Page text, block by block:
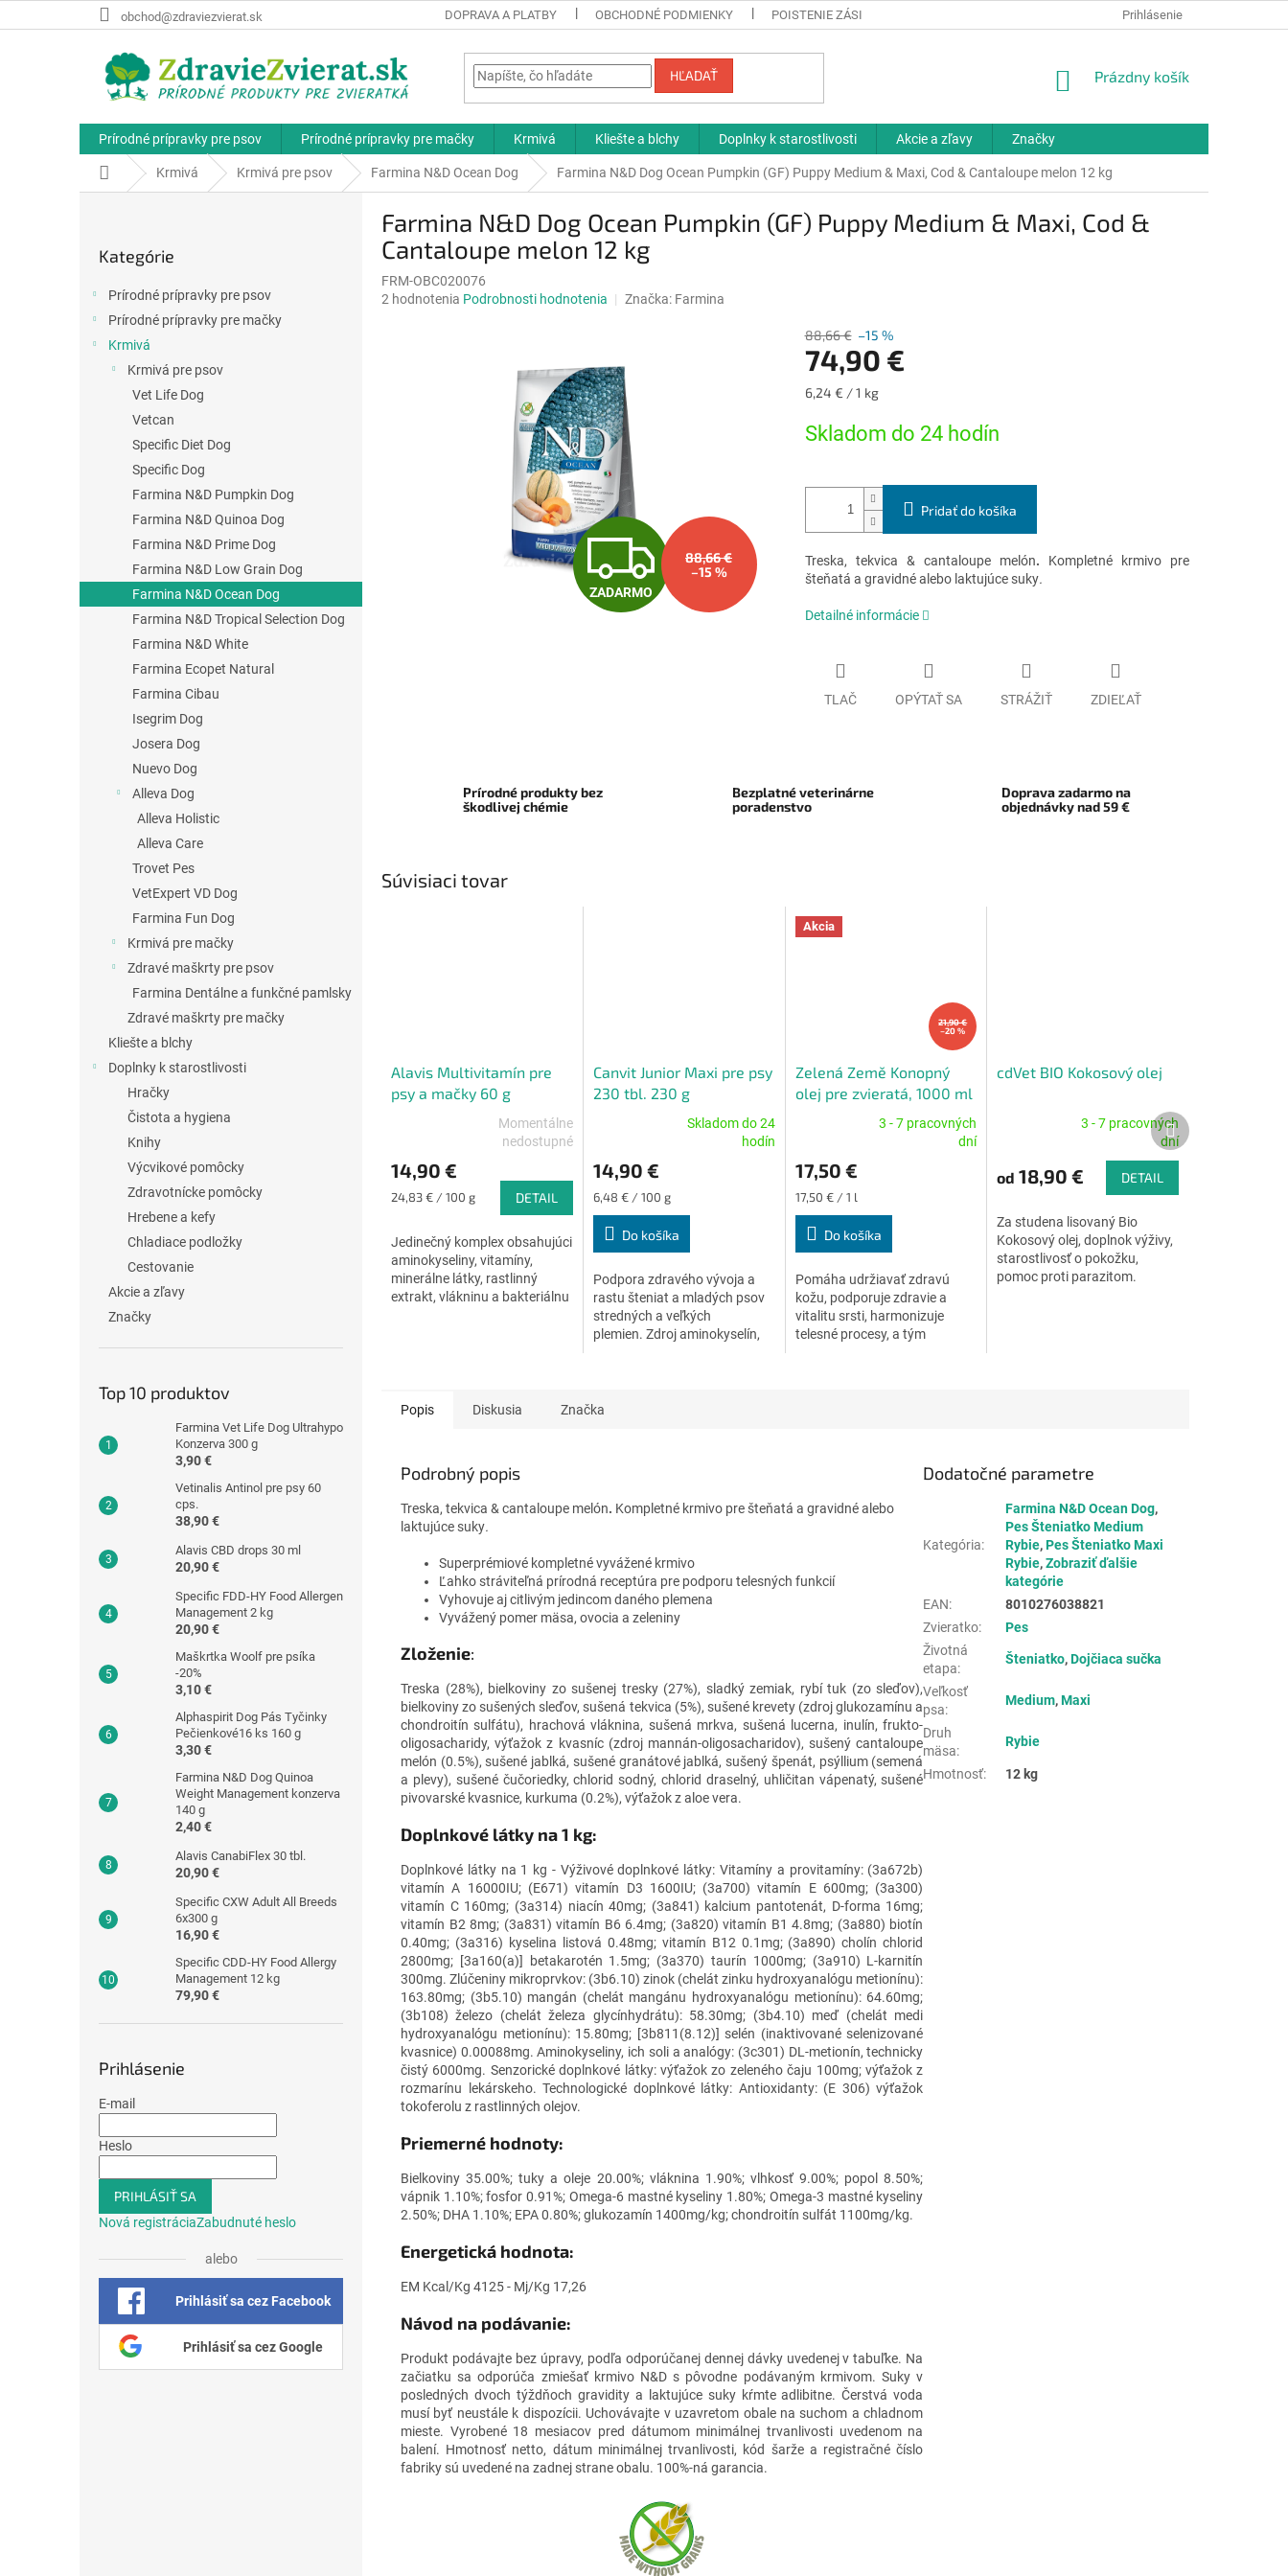
na
obchod@zdraviezvierat.sk DOPRAVA A PLATBY OBCHODNÉ PODMIENKY POISTENIE ZÁSIELKY ODBORNÉ
Prihlásenie
HĽADAŤ
NÁKUPNÝ
Prázdny košík
Prírodné prípravky pre psov Prírodné prípravky pre mačky Krmivá Kliešte a blchy Doplnky k starostlivosti Akcie a zľavy Značky
DomovKrmivá Krmivá pre psov Farmina N&D Ocean Dog Farmina N&D Dog Ocean Pumpkin (GF) Puppy Medium & Maxi, Cod & Cantaloupe melon 12 kg
kategórie
Kategórie
Prírodné prípravky pre psov
Prírodné prípravky pre mačky
Krmivá
Krmivá pre psov
Vet Life Dog
Vetcan
Specific Diet Dog
Specific Dog
Farmina N&D Pumpkin Dog
Farmina N&D Quinoa Dog
Farmina N&D Prime Dog
Farmina N&D Low Grain Dog
Farmina N&D Ocean Dog
Farmina N&D Tropical Selection Dog
Farmina N&D White
Farmina Ecopet Natural
Farmina Cibau
Isegrim Dog
Josera Dog
Nuevo Dog
Alleva Dog
Alleva Holistic
Alleva Care
Trovet Pes
VetExpert VD Dog
Farmina Fun Dog
Krmivá pre mačky
Zdravé maškrty pre psov
Farmina Dentálne a funkčné pamlsky
Zdravé maškrty pre mačky
Kliešte a blchy
Doplnky k starostlivosti
Hračky
Čistota a hygiena
Knihy
Výcvikové pomôcky
Zdravotnícke pomôcky
Hrebene a kefy
Chladiace podložky
Cestovanie
Akcie a zľavy
Značky
Top 10 produktov
Farmina Vet Life Dog Ultrahypo
Konzerva 300 g
3,90 €
Vetinalis Antinol pre psy 60
cps.
38,90 €
Alavis CBD drops 30 ml
20,90 €
Specific FDD-HY Food Allergen
Management 2 kg
20,90 €
Maškrtka Woolf pre psíka
-20%
3,10 €
Alphaspirit Dog Pás Tyčinky
Pečienkové16 ks 160 g
3,30 €
Farmina N&D Dog Quinoa
Weight Management konzerva
140 g
2,40 €
Alavis CanabiFlex 30 tbl.
20,90 €
Specific CXW Adult All Breeds
6x300 g
16,90 €
Specific CDD-HY Food Allergy
Management 12 kg
79,90 €
Prihlásenie
E-mail
Heslo
PRIHLÁSIŤ SA
Nová registráciaZabudnuté heslo
alebo
Prihlásiť sa cez Facebook
Prihlásiť sa cez Google
Farmina N&D Dog Ocean Pumpkin (GF) Puppy Medium & Maxi, Cod &
Cantaloupe melon 12 kg
FRM-OBC020076
Priemerné
2 hodnotenia Podrobnosti hodnotenia Značka: Farmina
Z
A
ZADARMO
88,66 €
–15 %
88,66 € –15 %
74,90 €
Jednotková
6,24 € / 1 kg
Skladom do 24 hodín
Pridať do košíka
Treska, tekvica & cantaloupe melón.
Kompletné krmivo pre
šteňatá a gravidné alebo laktujúce suky.
Detailné informácie
TLAČ OPÝTAŤ SA STRÁŽIŤ ZDIEĽAŤ
Prírodné produkty bez
škodlivej chémie
Bezplatné veterinárne
poradenstvo
Doprava zadarmo na
objednávky nad 59 €
Súvisiaci tovar
Alavis Multivitamín pre
psy a mačky 60 g
produktu
je
5,0
5
hviezdičiek.
Momentálne
nedostupné
14,90 €
Jednotková
24,83 € / 100 g DETAIL
Jedinečný komplex obsahujúci
aminokyseliny, vitamíny,
minerálne látky, rastlinný
extrakt, vlákninu a bakteriálnu
Canvit Junior Maxi pre psy
230 tbl. 230 g
produktu
je
5,0
Skladom do 24
hodín
14,90 €
Jednotková
cena:
6,48 € / 100 g
Do košíka
Podpora zdravého vývoja a
rastu šteniat a mladých psov
stredných a veľkých
plemien. Zdroj aminokyselín,
Akcia
21,90 €
–20 %
Zelená Země Konopný
olej pre zvieratá, 1000 ml
produktu
je
4,9
3 - 7 pracovných
dní
17,50 €
Jednotková
cena:
17,50 € / 1 l
Do košíka
Pomáha udržiavať zdravú
kožu, podporuje zdravie a
vitalitu srsti, harmonizuje
telesné procesy, a tým
cdVet BIO Kokosový olej
produktu
je
z
5
hviezdičiek.
3 - 7 pracovných
dní
od 18,90 € DETAIL
Za studena lisovaný Bio
Kokosový olej, doplnok výživy,
starostlivosť o pokožku,
pomoc proti parazitom.
Ďalší
produkt
Popis Diskusia Značka
Podrobný popis
Treska, tekvica & cantaloupe melón. Kompletné krmivo pre šteňatá a gravidné alebo
laktujúce suky.
Superprémiové kompletné vyvážené krmivo
Ľahko stráviteľná prírodná receptúra pre podporu telesných funkcií
Vyhovuje aj citlivým jedincom daného plemena
Vyvážený pomer mäsa, ovocia a zeleniny
Zloženie:
Treska (28%), bielkoviny zo sušenej tresky (27%), sladký zemiak, rybí tuk (zo sleďov),
bielkoviny zo sušených sleďov, sušená tekvica (5%), sušené krevety (zdroj glukozamínu a
chondroitín sulfátu), hrachová vláknina, sušená mrkva, sušená lucerna, inulín, frukto-
oligosacharidy, výťažok z kvasníc (zdroj mannán-oligosacharidov), sušený cantaloupe
melón (0.5%), sušené jablká, sušené granátové jablká, sušený špenát, psýllium (semená
a plevy), sušené čučoriedky, chlorid sodný, chlorid draselný, uhličitan vápenatý, sušené
pivovarské kvasnice, kurkuma (0.2%), výťažok z aloe vera.
Doplnkové látky na 1 kg:
Doplnkové látky na 1 kg - Výživové doplnkové látky: Vitamíny a provitamíny: (3a672b)
vitamín A 16000IU; (E671) vitamín D3 1600IU; (3a700) vitamín E 600mg; (3a300)
vitamín C 160mg; (3a314) niacín 40mg; (3a841) kalcium pantotenát, D-forma 16mg;
vitamín B2 8mg; (3a831) vitamín B6 6.4mg; (3a820) vitamín B1 4.8mg; (3a880) biotín
0.40mg; (3a316) kyselina listová 0.48mg; vitamín B12 0.1mg; (3a890) cholín chlorid
2800mg; [3a160(a)] betakarotén 1.5mg; (3a370) taurín 1000mg; (3a910) L-karnitín
300mg. Zlúčeniny mikroprvkov: (3b6.10) zinok (chelát zinku hydroxyanalógu metionínu):
163.80mg; (3b5.10) mangán (chelát mangánu hydroxyanalógu metionínu): 64.60mg;
(3b108) železo (chelát železa glycínhydrátu): 58.30mg; (3b4.10) meď (chelát medi
hydroxyanalógu metionínu): 15.80mg; [3b811(8.12)] selén (inaktivované selenizované
kvasnice) 0.00088mg. Aminokyseliny, ich soli a analógy: (3c301) DL-metionín, technicky
čistý 6000mg. Senzorické doplnkové látky: výťažok zo zeleného čaju 100mg; výťažok z
rozmarínu lekárskeho. Technologické doplnkové látky: Antioxidanty: (E 306) výťažok
tokoferolu z rastlinných olejov.
Priemerné hodnoty:
Bielkoviny 35.00%; tuky a oleje 20.00%; vláknina 1.90%; vlhkosť 9.00%; popol 8.50%;
vápnik 1.10%; fosfor 0.91%; Omega-6 mastné kyseliny 1.80%; Omega-3 mastné kyseliny
2.50%; DHA 1.10%; EPA 0.80%; glukozamín 1400mg/kg; chondroitín sulfát 1100mg/kg.
Energetická hodnota:
EM Kcal/Kg 4125 - Mj/Kg 17,26
Návod na podávanie:
Produkt podávajte bez úpravy, podľa odporúčanej dennej dávky uvedenej v tabuľke. Na
začiatku sa odporúča zmiešať krmivo N&D s pôvodne podávaným krmivom. Suky v
posledných dvoch týždňoch gravidity a laktujúce suky kŕmte adlibitne. Čerstvá voda
musí byť neustále k dispozícii. Uchovávajte v uzavretom obale na suchom a chladnom
mieste. Vyrobené 18 mesiacov pred dátumom minimálnej trvanlivosti uvedenom na
balení. Hmotnosť netto, dátum minimálnej trvanlivosti, kód šarže a registračné číslo
fabriky sú uvedené na zadnej strane obalu. 100%-ná garancia.
Dodatočné parametre
Kategória:
Farmina N&D Ocean Dog,
Pes Šteniatko Medium
Rybie,Pes Šteniatko Maxi
Rybie,Zobraziť ďalšie
kategórie
EAN:
8010276038821
Zvieratko:
Pes
Životná
etapa:
Šteniatko,Dojčiaca sučka
Veľkosť
psa:
Medium,Maxi
Druh
mäsa:
Rybie
Hmotnosť: 12 kg